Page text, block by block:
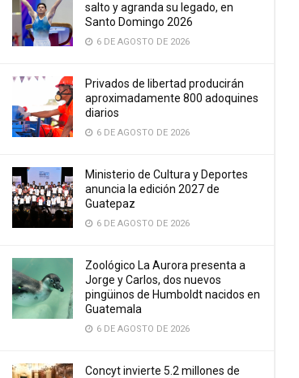
salto y agranda su legado, en
Santo Domingo 2026
6 DE AGOSTO DE 2026
Privados de libertad producirán
aproximadamente 800 adoquines
diarios
6 DE AGOSTO DE 2026
Ministerio de Cultura y Deportes
anuncia la edición 2027 de
Guatepaz
6 DE AGOSTO DE 2026
Zoológico La Aurora presenta a
Jorge y Carlos, dos nuevos
pingüinos de Humboldt nacidos en
Guatemala
6 DE AGOSTO DE 2026
Concyt invierte 5.2 millones de